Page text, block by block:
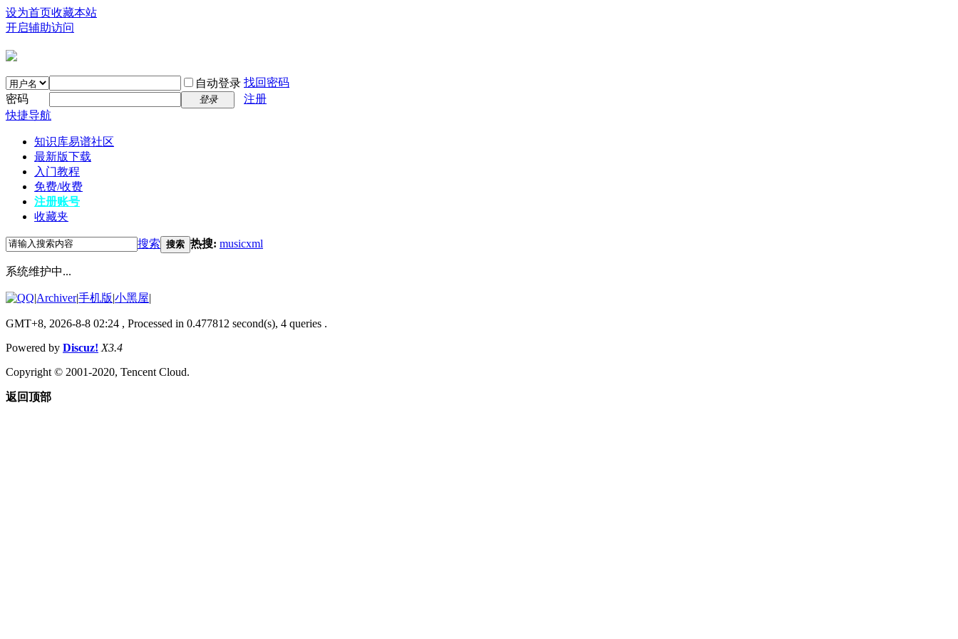
设为首页收藏本站
开启辅助访问
自动登录 找回密码
密码
登录
注册
快捷导航
知识库易谱社区
最新版下载
入门教程
免费/收费
注册账号
收藏夹
搜索 搜索 热搜: musicxml
系统维护中...
|Archiver|手机版|小黑屋|
GMT+8, 2026-8-8 02:24 , Processed in 0.477812 second(s), 4 queries .
Powered by Discuz! X3.4
Copyright © 2001-2020, Tencent Cloud.
返回顶部